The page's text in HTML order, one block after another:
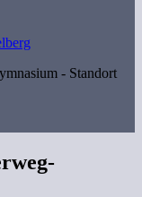
- Standort